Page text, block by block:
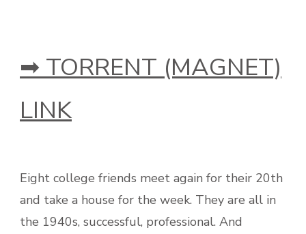
➡ TORRENT (MAGNET)
LINK
Eight college friends meet again for their 20th
and take a house for the week. They are all in
the 1940s, successful, professional. And